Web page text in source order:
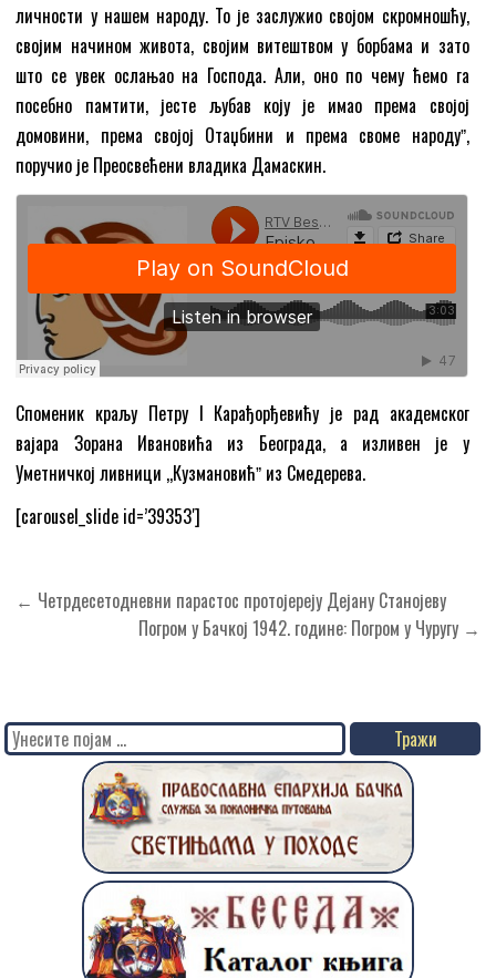
личности у нашем народу. То је заслужио својом скромношћу,
својим начином живота, својим витештвом у борбама и зато
што се увек ослањао на Господа. Али, оно по чему ћемо га
посебно памтити, јесте љубав коју је имао према својој
домовини, према својој Отаџбини и према своме народуˮ,
поручио је Преосвећени владика Дамаскин.
Споменик краљу Петру I Карађорђевићу је рад академског
вајара Зорана Ивановића из Београда, а изливен је у
Уметничкој ливници ,,Кузмановићˮ из Смедерева.
[carousel_slide id=’39353′]
Кретање
← Четрдесетодневни парастос протојереју Дејану Станојеву
Погром у Бачкој 1942. године: Погром у Чуругу →
Search
for: